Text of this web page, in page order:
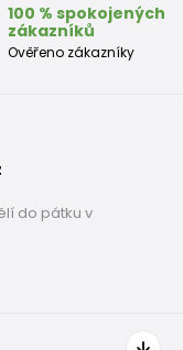
100 % spokojených
zákazníků
Ověřeno zákazníky
do pátku v